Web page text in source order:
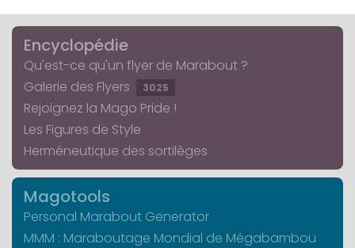
Encyclopédie
Qu'est-ce qu'un flyer de Marabout ?
Galerie des Flyers
3025
Rejoignez la Mago Pride !
Les Figures de Style
Herméneutique des sortilèges
Magotools
Personal Marabout Generator
MMM : Maraboutage Mondial de Mégabambou